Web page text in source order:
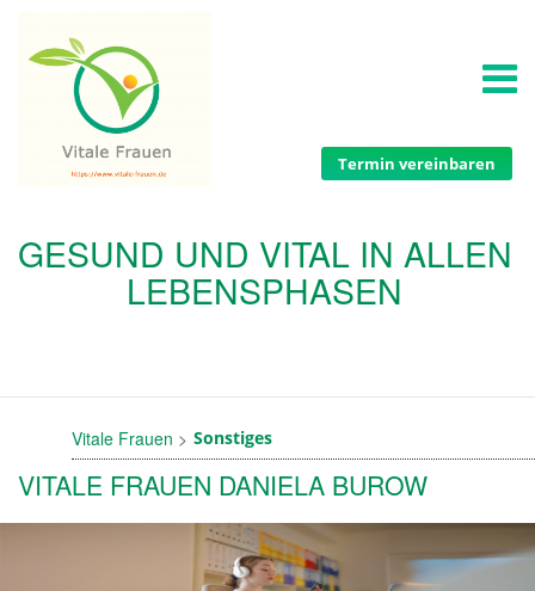
GESUND UND VITAL IN ALLEN
LEBENSPHASEN
Termin vereinbaren
Vitale Frauen Sonstiges
VITALE FRAUEN DANIELA BUROW